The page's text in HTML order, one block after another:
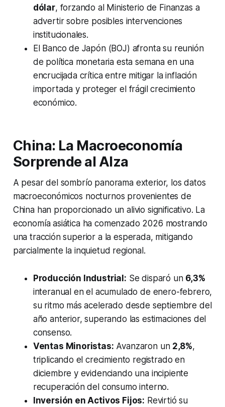
dólar, forzando al Ministerio de Finanzas a
advertir sobre posibles intervenciones
institucionales.
El Banco de Japón (BOJ) afronta su reunión
de política monetaria esta semana en una
encrucijada crítica entre mitigar la inflación
importada y proteger el frágil crecimiento
económico.
China: La Macroeconomía
Sorprende al Alza
A pesar del sombrío panorama exterior, los datos
macroeconómicos nocturnos provenientes de
China han proporcionado un alivio significativo. La
economía asiática ha comenzado 2026 mostrando
una tracción superior a la esperada, mitigando
parcialmente la inquietud regional.
Producción Industrial: Se disparó un 6,3%
interanual en el acumulado de enero-febrero,
su ritmo más acelerado desde septiembre del
año anterior, superando las estimaciones del
consenso.
Ventas Minoristas: Avanzaron un 2,8%,
triplicando el crecimiento registrado en
diciembre y evidenciando una incipiente
recuperación del consumo interno.
Inversión en Activos Fijos: Revirtió su